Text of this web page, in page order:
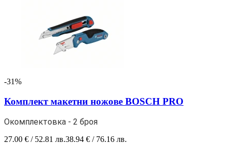
-31%
Комплект макетни ножове BOSCH PRO
Окомплектовка - 2 броя
27.00 € / 52.81 лв.38.94 € / 76.16 лв.